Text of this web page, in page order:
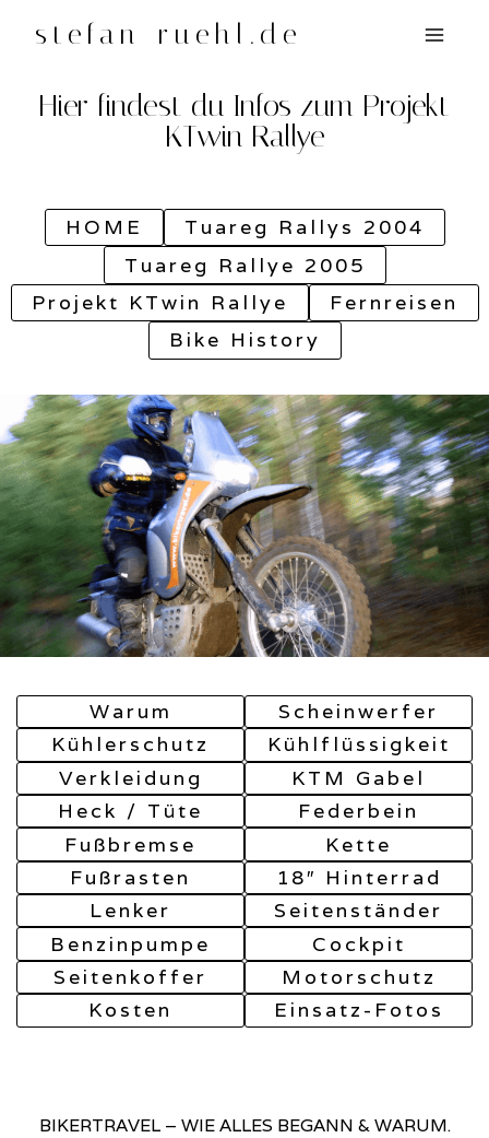
Inhaltstefan-ruehl.de
Hier findest du Infos zum Projekt
KTwin Rallye
HOME
Tuareg Rallys 2004
Tuareg Rallye 2005
Projekt KTwin Rallye
Fernreisen
Bike History
Warum
Scheinwerfer
Kühlerschutz
Kühlflüssigkeit
Verkleidung
KTM Gabel
Heck / Tüte
Federbein
Fußbremse
Kette
Fußrasten
18″ Hinterrad
Lenker
Seitenständer
Benzinpumpe
Cockpit
Seitenkoffer
Motorschutz
Kosten
Einsatz-Fotos
BIKERTRAVEL – WIE ALLES BEGANN & WARUM.